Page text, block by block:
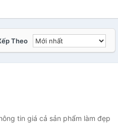
Theo
tin giá cả sản phẩm làm đẹp